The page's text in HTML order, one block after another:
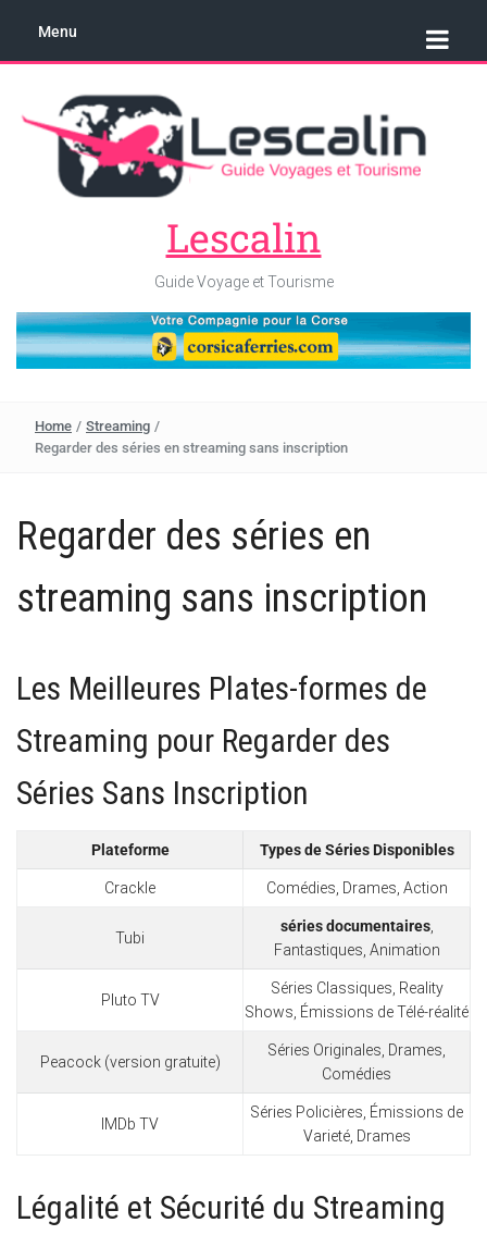
Menu
Lescalin
Guide Voyage et Tourisme
Home / Streaming /
Regarder des séries en streaming sans inscription
Regarder des séries en
streaming sans inscription
Les Meilleures Plates-formes de
Streaming pour Regarder des
Séries Sans Inscription
Plateforme Types de Séries Disponibles
Crackle Comédies, Drames, Action
Tubi
séries documentaires,
Fantastiques, Animation
Pluto TV
Séries Classiques, Reality
Shows, Émissions de Télé-réalité
Peacock (version gratuite)
Séries Originales, Drames,
Comédies
IMDb TV
Séries Policières, Émissions de
Varieté, Drames
Légalité et Sécurité du Streaming